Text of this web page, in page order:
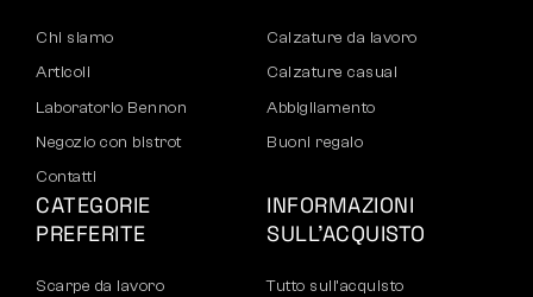
Chi siamo
Articoli
Laboratorio Bennon
Negozio con bistrot
Contatti
Calzature da lavoro
Calzature casual
Abbigliamento
Buoni regalo
CATEGORIE
PREFERITE
Scarpe da lavoro
INFORMAZIONI
SULL’ACQUISTO
Tutto sull’acquisto